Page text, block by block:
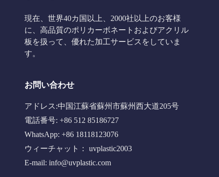
現在、世界40カ国以上、2000社以上のお客様
に、高品質のポリカーボネートおよびアクリル
板を扱って、優れた加工サービスをしていま
す。
お問い合わせ
アドレス:中国江蘇省蘇州市蘇州西大道205号
電話番号: +86 512 85186727
WhatsApp: +86 18118123076
ウィーチャット： uvplastic2003
E-mail: info@uvplastic.com